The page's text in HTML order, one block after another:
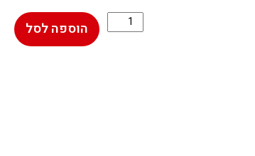
הוספה לסל